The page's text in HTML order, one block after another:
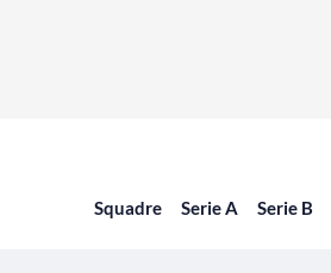
Squadre Serie A Serie B